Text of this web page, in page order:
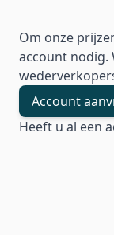
Om onze
account nodig.
Account
Heeft u al een